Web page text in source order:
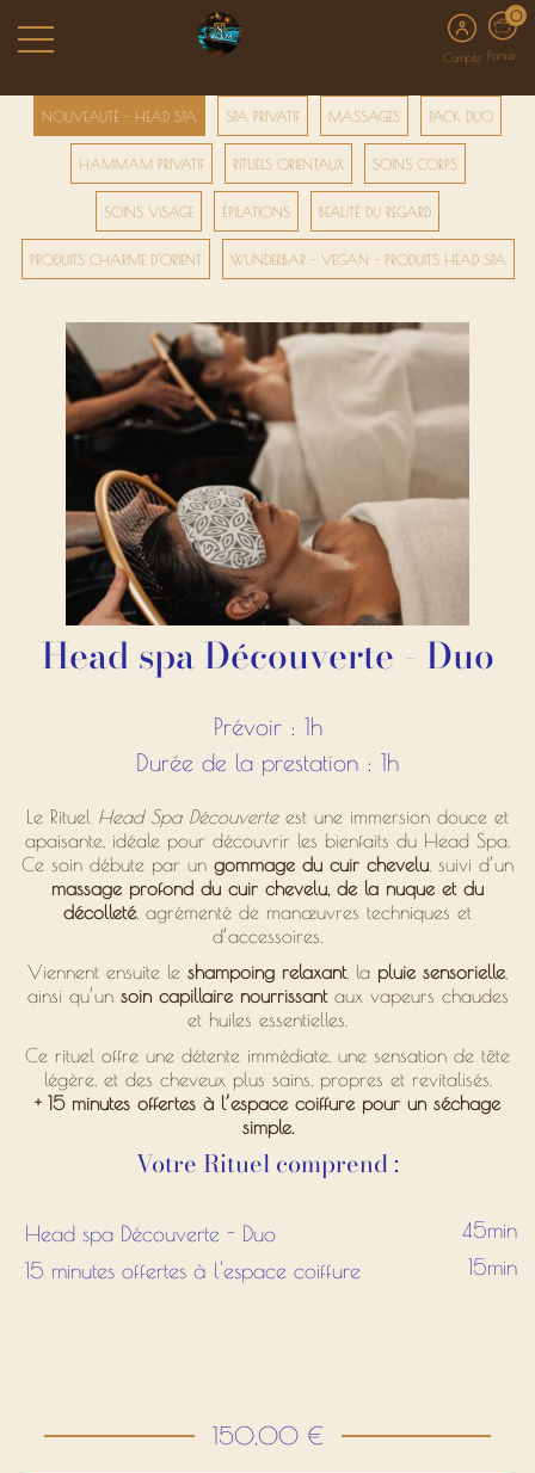
Compte
0
Panier
NOUVEAUTÉ - HEAD SPA SPA PRIVATIF MASSAGES PACK DUO
HAMMAM PRIVATIF RITUELS ORIENTAUX SOINS CORPS
SOINS VISAGE ÉPILATIONS BEAUTÉ DU REGARD
PRODUITS CHARME D'ORIENT WUNDERBAR - VEGAN - PRODUITS HEAD SPA
Head spa Découverte - Duo
Prévoir : 1h
Durée de la prestation : 1h
Le Rituel Head Spa Découverteest une immersion douce et
apaisante, idéale pour découvrir les bienfaits du Head Spa.
Ce soin débute par un gommage du cuir chevelu , suivi d’un
massage profond du cuir chevelu, de la nuque et du
décolleté, agrémenté de manœuvres techniques et
d’accessoires.
Viennent ensuite le shampoing relaxant, la pluie sensorielle
ainsi qu’un soin capillaire nourrissantaux vapeurs chaudes
et huiles essentielles.
Ce rituel offre une détente immédiate, une sensation de tête
légère, et des cheveux plus sains, propres et revitalisés.
+ 15 minutes offertes à l’espace coiffure pour un séchage
simple.
Votre Rituel comprend :
Head spa Découverte - Duo
45min
15 minutes offertes à l'espace coiffure
15min
150,00 €